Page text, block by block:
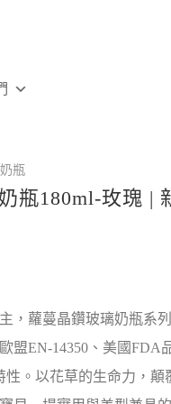
瓶
瓶180ml-玫瑰 |
，蘿蔓晶鑽玻璃奶瓶系
盟EN-14350、美國FDA
。以花草的生命力，顛